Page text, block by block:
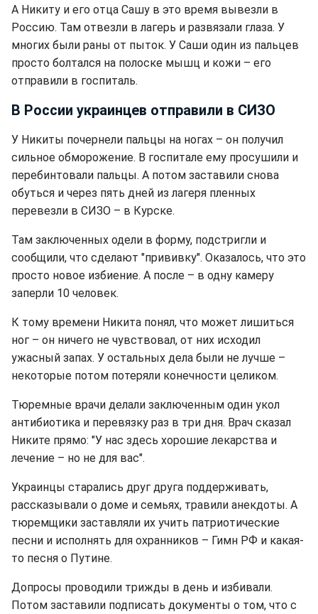
А Никиту и его отца Сашу в это время вывезли в
Россию. Там отвезли в лагерь и развязали глаза. У
многих были раны от пыток. У Саши один из пальцев
просто болтался на полоске мышц и кожи – его
отправили в госпиталь.
В России украинцев отправили в СИЗО
У Никиты почернели пальцы на ногах – он получил
сильное обморожение. В госпитале ему просушили и
перебинтовали пальцы. А потом заставили снова
обуться и через пять дней из лагеря пленных
перевезли в СИЗО – в Курске.
Там заключенных одели в форму, подстригли и
сообщили, что сделают "прививку". Оказалось, что это
просто новое избиение. А после – в одну камеру
заперли 10 человек.
К тому времени Никита понял, что может лишиться
ног – он ничего не чувствовал, от них исходил
ужасный запах. У остальных дела были не лучше –
некоторые потом потеряли конечности целиком.
Тюремные врачи делали заключенным один укол
антибиотика и перевязку раз в три дня. Врач сказал
Никите прямо: "У нас здесь хорошие лекарства и
лечение – но не для вас".
Украинцы старались друг друга поддерживать,
рассказывали о доме и семьях, травили анекдоты. А
тюремщики заставляли их учить патриотические
песни и исполнять для охранников – Гимн РФ и какая-
то песня о Путине.
Допросы проводили трижды в день и избивали.
Потом заставили подписать документы о том, что с